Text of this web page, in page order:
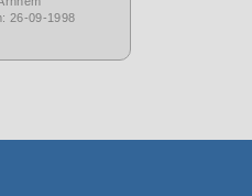
26-09-1998